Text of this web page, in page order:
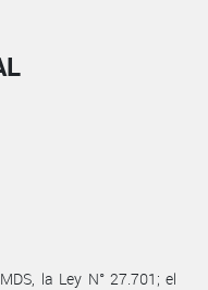
la Ley N° 27.701; el